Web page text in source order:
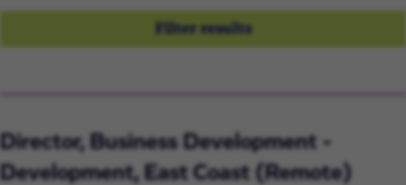
Filter results
Director, Business Development -
Development, East Coast (Remote)